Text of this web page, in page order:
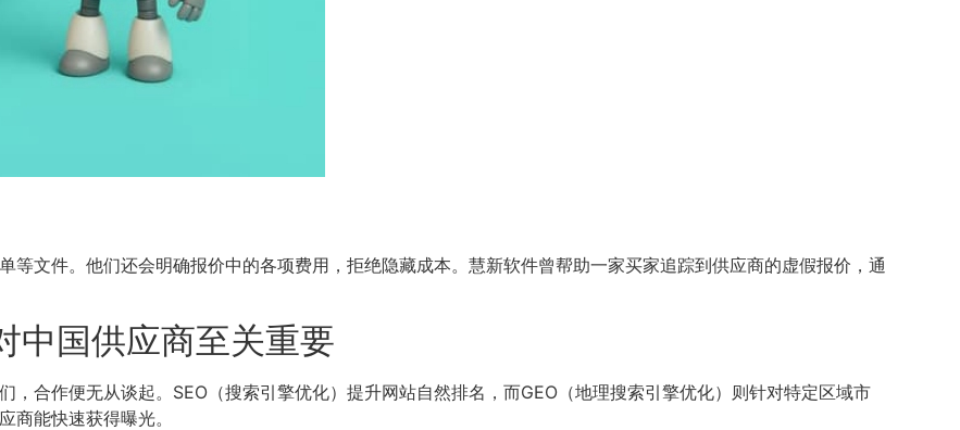
等文件。他们还会明确报价中的各项费用，拒绝隐藏成本。慧新软件曾帮助一家买家追踪到供应商的虚假报价，通
中国供应商至关重要
，合作便无从谈起。SEO（搜索引擎优化）提升网站自然排名，而GEO（地理搜索引擎优化）则针对特定区域市
商能快速获得曝光。